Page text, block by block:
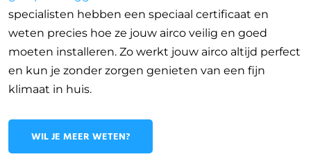
specialisten hebben een speciaal certificaat en
weten precies hoe ze jouw airco veilig en goed
moeten installeren. Zo werkt jouw airco altijd perfect
en kun je zonder zorgen genieten van een fijn
klimaat in huis.
WIL JE MEER WETEN?